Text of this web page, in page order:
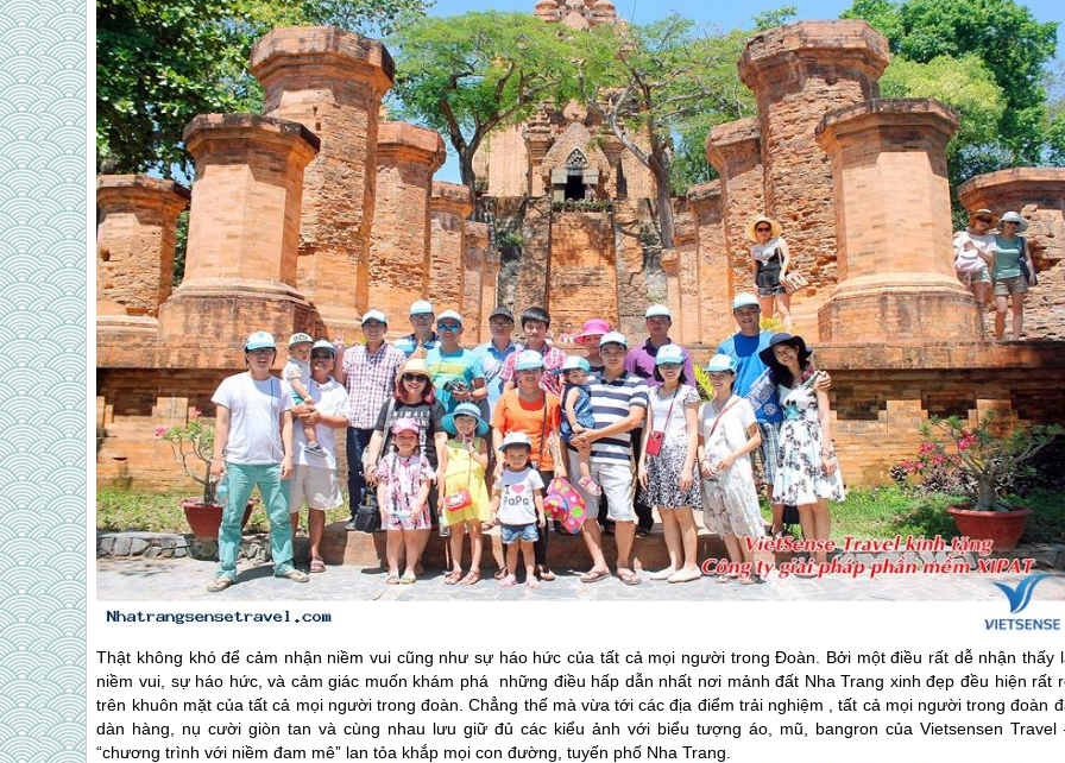
Thật không khó để cảm nhận niềm vui cũng như sự háo hức của tất cả mọi người trong Đoàn. Bởi một điều rất dễ nhận thấy
niềm vui, sự háo hức, và cảm giác muốn khám phá những điều hấp dẫn nhất nơi mảnh đất Nha Trang xinh đẹp đều hiện rất
trên khuôn mặt của tất cả mọi người trong đoàn. Chẳng thế mà vừa tới các địa điểm trải nghiệm , tất cả mọi người trong đoàn
dàn hàng, nụ cười giòn tan và cùng nhau lưu giữ đủ các kiểu ảnh với biểu tượng áo, mũ, bangron của Vietsensen Travel
“chương trình với niềm đam mê” lan tỏa khắp mọi con đường, tuyến phố Nha Trang